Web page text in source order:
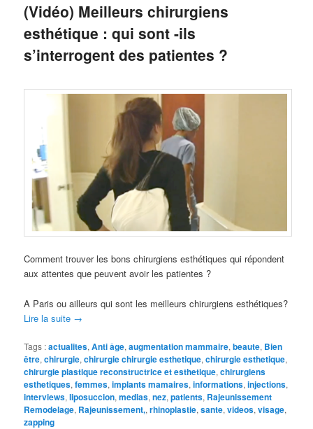
(Vidéo) Meilleurs chirurgiens
esthétique : qui sont -ils
s’interrogent des patientes ?
Comment trouver les bons chirurgiens esthétiques qui répondent
aux attentes que peuvent avoir les patientes ?
A Paris ou ailleurs qui sont les meilleurs chirurgiens esthétiques?
Lire la suite →
Tags :actualites,Anti âge,augmentation mammaire,beaute, Bien
être,chirurgie,chirurgie chirurgie esthetique,chirurgie esthetique,
chirurgie plastique reconstructrice et esthetique,chirurgiens
esthetiques,femmes,implants mamaires,informations,injections,
interviews,liposuccion,medias,nez,patients, Rajeunissement
Remodelage, Rajeunissement,,rhinoplastie,sante,videos,visage,
zapping